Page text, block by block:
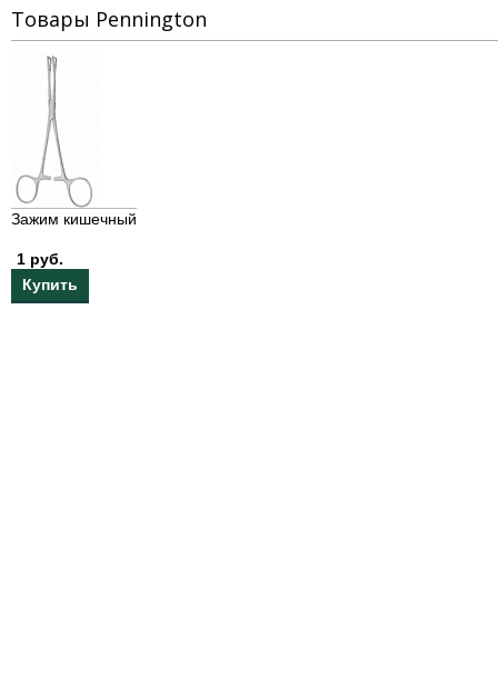
Товары Pennington
Зажим кишечный
1 руб.
Купить